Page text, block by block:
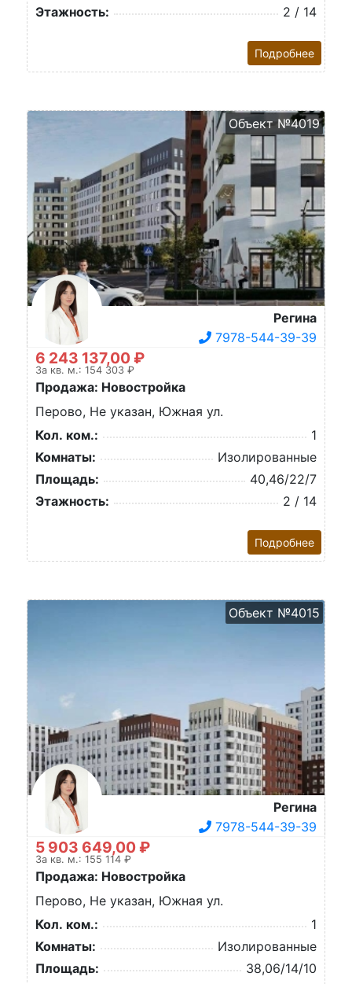
Этажность:
2 / 14
Подробнее
Объект №4019
Регина
7978-544-39-39
6 243 137,00 ₽
За кв. м.: 154 303 ₽
Продажа: Новостройка
Перово, Не указан, Южная ул.
Кол. ком.:
1
Комнаты:
Изолированные
Площадь:
40,46/22/7
Этажность:
2 / 14
Подробнее
Объект №4015
Регина
7978-544-39-39
5 903 649,00 ₽
За кв. м.: 155 114 ₽
Продажа: Новостройка
Перово, Не указан, Южная ул.
Кол. ком.:
1
Комнаты:
Изолированные
Площадь:
38,06/14/10